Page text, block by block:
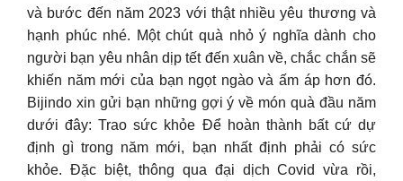
và bước đến năm 2023 với thật nhiều yêu thương và
hạnh phúc nhé. Một chút quà nhỏ ý nghĩa dành cho
người bạn yêu nhân dịp tết đến xuân về, chắc chắn sẽ
khiến năm mới của bạn ngọt ngào và ấm áp hơn đó.
Bijindo xin gửi bạn những gợi ý về món quà đầu năm
dưới đây: Trao sức khỏe Để hoàn thành bất cứ dự
định gì trong năm mới, bạn nhất định phải có sức
khỏe. Đặc biệt, thông qua đại dịch Covid vừa rồi,